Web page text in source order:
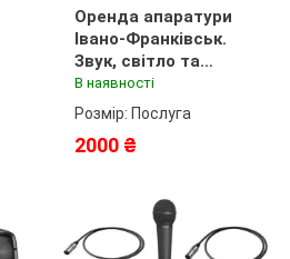
Оренда апаратури
Івано-Франківськ.
Звук, світло та
спецефекти
В наявності
Розмір: Послуга
2000 ₴